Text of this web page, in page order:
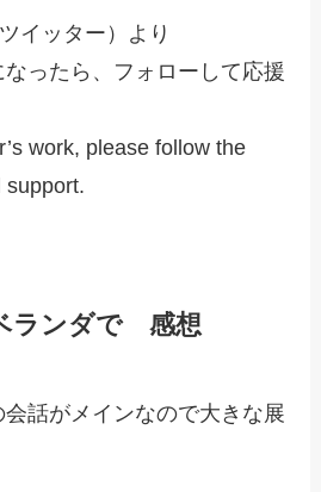
イッター）より
ったら、フォローして応援
work, please follow the
support.
ランダで 感想
話がメインなので大きな展